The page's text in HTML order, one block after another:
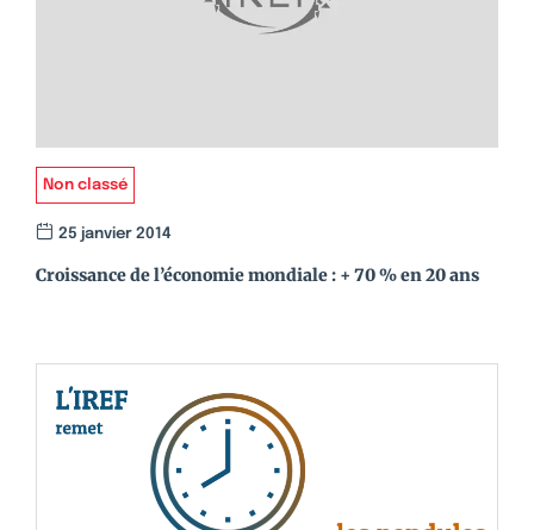
Non classé
25 janvier 2014
Croissance de l’économie mondiale : + 70 % en 20 ans